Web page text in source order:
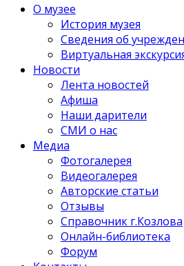
О музее
История музея
Сведения об
Виртуальная
Новости
Лента новостей
Афиша
Наши дарители
СМИ о нас
Медиа
Фотогалерея
Видеогалерея
Авторские статьи
Отзывы
Справочник г.Козлова
Онлайн-библиотека
Форум